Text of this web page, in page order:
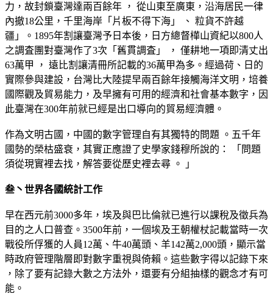
力，故封鎖臺灣達兩百餘年 ， 從山東至廣東，沿海居民一律
內撤18公里，千里海岸「片板不得下海」 、 粒貨不許越
疆」。1895年割讓臺灣予日本後，日方總督樺山資紀以800人
之調査團對臺灣作了3次「舊貫調査」 ， 僅耕地一項即清丈出
63萬甲 ， 遠比割讓清冊所記載的36萬甲為多。經過荷、日的
實際參與建設，台灣比大陸提早兩百餘年接觸海洋文明，培養
國際觀及貿易能力，及早擁有可用的經濟和社會基本數字，因
此臺灣在300年前就已經是出口導向的貿易經濟體。
作為文明古國，中國的數字管理自有其獨特的問題 。五千年
國勢的榮枯盛衰，其實正應證了史學家錢穆所說的： 「問題
須從現實裡去找，解答要從歷史裡去尋 。 」
叁丶世界各國統計工作
早在西元前3000多年，埃及與巴比倫就已進行以課稅及徵兵為
目的之人口普查。3500年前，一個埃及王朝權杖記載當時一次
戰役所俘獲的人員12萬、牛40萬頭、羊142萬2,000頭，顯示當
時政府管理階層即對數字重視與倚賴。這些數字得以記錄下來
，除了要有記錄大數之方法外，還要有分組抽樣的觀念才有可
能。